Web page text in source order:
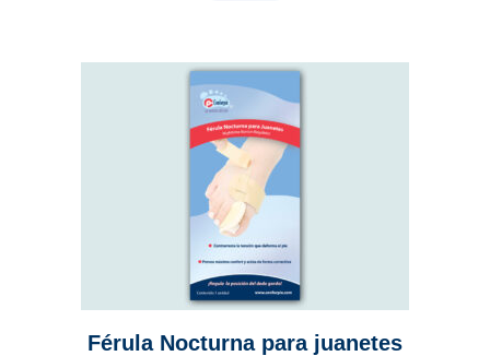
Férula Nocturna para juanetes